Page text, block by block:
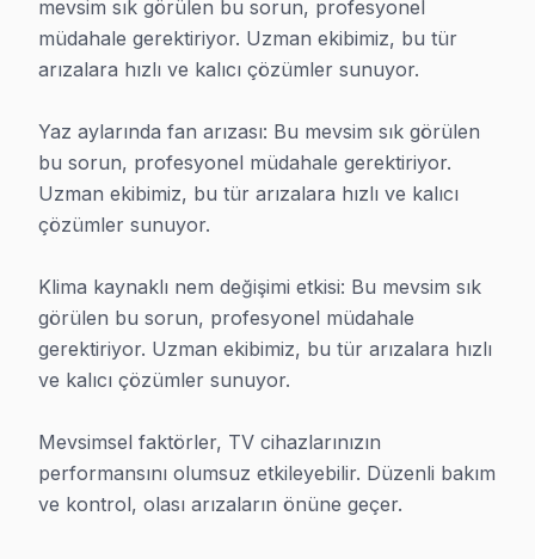
• 1-2 yıl parça garantisi: Değiştirilen parçalar için 1-2
• Yazılı garanti belgesi: Her tamiri sonrası detaylı
telezviyon tamiri garantisi arıyorsanız doğru
Nasıl Çalışıyoruz?
1. Bizi arayın: 0850 811 14 36 numarasından ne
2. Ücretsiz teşhis: Teknisyenimiz akıllı TV'nizi termal
3. Net fiyat teklifi: "Şu kadar tutacak, ister misiniz?"
5. Test ve teslim: Tüm fonksiyonları çalıştırıyoruz,
» Çoğu arıza aynı gün çözülüyor. Karmaşık
mevsim sık görülen bu sorun, profesyonel
müdahale gerektiriyor. Uzman ekibimiz, bu tür
arızalara hızlı ve kalıcı çözümler sunuyor.
Yaz aylarında fan arızası: Bu mevsim sık görülen
bu sorun, profesyonel müdahale gerektiriyor.
Uzman ekibimiz, bu tür arızalara hızlı ve kalıcı
çözümler sunuyor.
Klima kaynaklı nem değişimi etkisi: Bu mevsim sık
görülen bu sorun, profesyonel müdahale
gerektiriyor. Uzman ekibimiz, bu tür arızalara hızlı
ve kalıcı çözümler sunuyor.
Mevsimsel faktörler, TV cihazlarınızın
performansını olumsuz etkileyebilir. Düzenli bakım
ve kontrol, olası arızaların önüne geçer.